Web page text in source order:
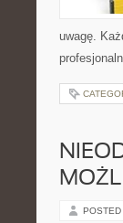
uwagę.
POSTED